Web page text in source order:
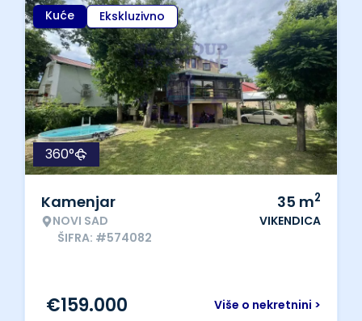
Kuće Ekskluzivno
360°
Kamenjar
NOVI SAD
ŠIFRA: #574082
35 m2
VIKENDICA
Više o nekretnini >
€159.000